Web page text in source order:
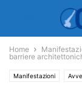
Home
barriere
Manifestazioni